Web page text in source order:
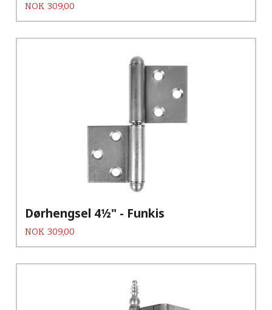
Pris
NOK 309,00
Dørhengsel 4½" - Funkis
Pris
NOK 309,00